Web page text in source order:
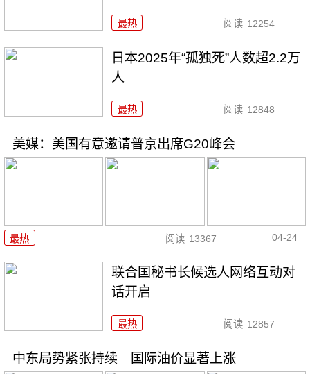
最热 阅读 12254
日本2025年“孤独死”人数超2.2万
人
最热 阅读 12848
美媒：美国有意邀请普京出席G20峰会
最热 阅读 13367 04-24
联合国秘书长候选人网络互动对
话开启
最热 阅读 12857
中东局势紧张持续 国际油价显著上涨